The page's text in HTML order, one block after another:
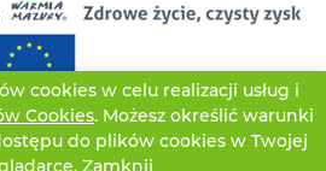
cookies w celu realizacji usług i
Cookies. Możesz określić warunki
do plików cookies w Twojej
Zamknij